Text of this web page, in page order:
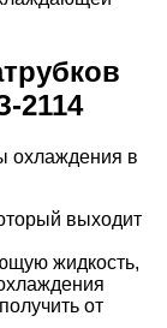
2114
охлаждения в
выходит
жидкость,
от